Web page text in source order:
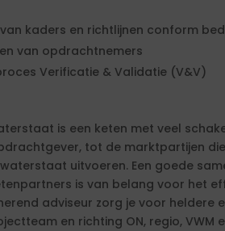
kaders en richtlijnen conform
van opdrachtnemers
Verificatie & Validatie (V&V)
is een keten met veel
tot de marktpartijen
uitvoeren. Een goede
is van belang voor het
adviseur zorg je voor heldere
en richting ON, regio, VWM